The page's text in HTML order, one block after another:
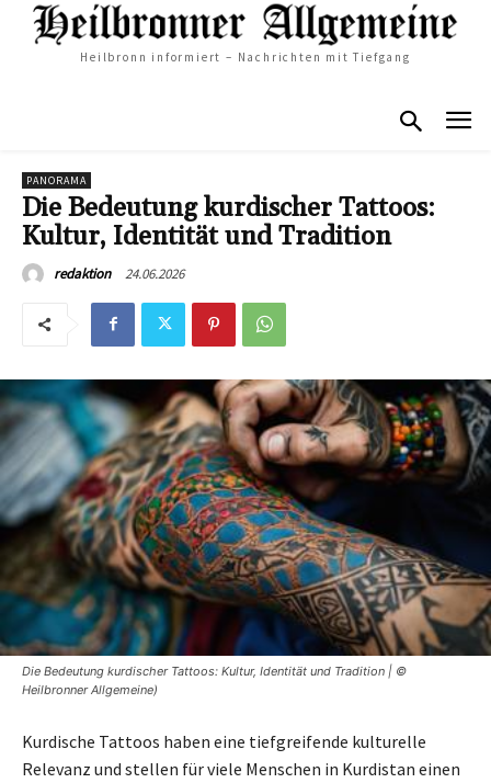
Heilbronn informiert – Nachrichten mit Tiefgang
PANORAMA
Die Bedeutung kurdischer Tattoos:
Kultur, Identität und Tradition
redaktion 24.06.2026
Die Bedeutung kurdischer Tattoos: Kultur, Identität und Tradition | ©
Heilbronner Allgemeine)
Kurdische Tattoos haben eine tiefgreifende kulturelle
Relevanz und stellen für viele Menschen in Kurdistan einen